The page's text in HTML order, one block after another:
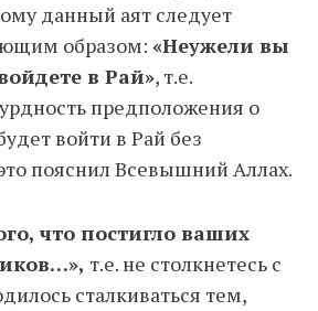
данный аят следует
образом: «Неужели вы
в Рай», т.е.
предположения о
войти в Рай без
пояснил Всевышний Аллах.
что постигло ваших
т.е. не столкнетесь с
сталкиваться тем,